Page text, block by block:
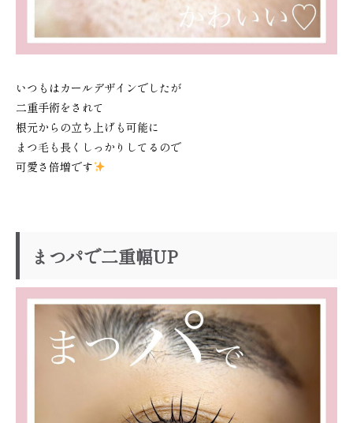
いつもはカールデザインでしたが
二重手術をされて
根元からの立ち上げも可能に
まつ毛も長くしっかりしてるので
可愛さ倍増です
まつパで二重幅UP